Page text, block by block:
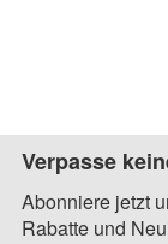
Verpasse
Abonniere jetzt
Rabatte und